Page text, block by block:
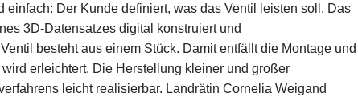
einfach: Der Kunde definiert, was das Ventil leisten soll. Das
3D-Datensatzes digital konstruiert und
besteht aus einem Stück. Damit entfällt die Montage und
erleichtert. Die Herstellung kleiner und großer
leicht realisierbar. Landrätin Cornelia Weigand